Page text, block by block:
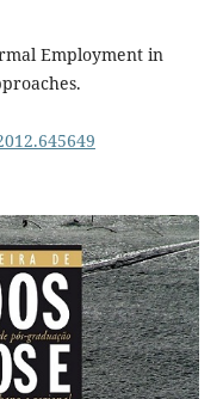
Employment in